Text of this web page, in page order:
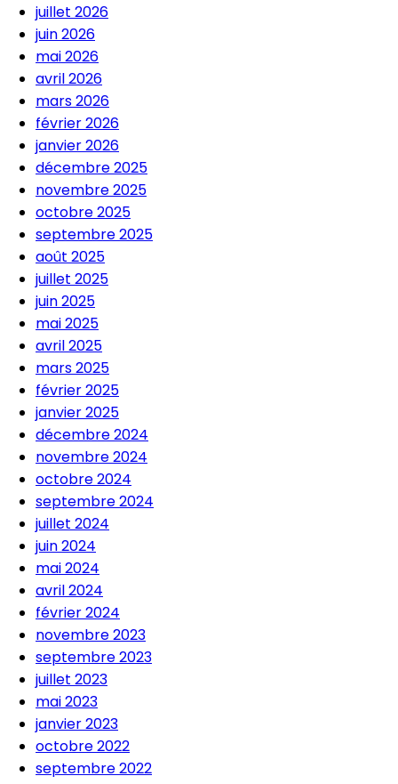
juillet 2026
juin 2026
mai 2026
avril 2026
mars 2026
février 2026
janvier 2026
décembre 2025
novembre 2025
octobre 2025
septembre 2025
août 2025
juillet 2025
juin 2025
mai 2025
avril 2025
mars 2025
février 2025
janvier 2025
décembre 2024
novembre 2024
octobre 2024
septembre 2024
juillet 2024
juin 2024
mai 2024
avril 2024
février 2024
novembre 2023
septembre 2023
juillet 2023
mai 2023
janvier 2023
octobre 2022
septembre 2022